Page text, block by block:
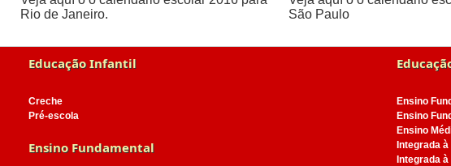
Rio de Janeiro.
São Paulo
Educação Infantil
Creche
Pré-escola
Ensino Fundamental
Ensino
Ensino
Ensino
Integrada
Integrada